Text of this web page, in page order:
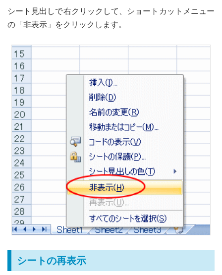
シート見出しで右クリックして、ショートカットメニュー
の「非表示」をクリックします。
シートの再表示